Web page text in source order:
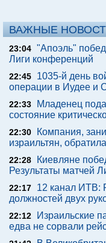
ВАЖНЫЕ
23:04 "Апоэль"
Лиги конференций
22:45
1035-й день
операции в Иудее и
22:33
Младенец
состояние
22:30
Компания,
израильтян,
22:28
Киевляне
Результаты матчей
22:17
12 канал ИТВ:
должностей двух
22:12
Израильские
едва не сорвали